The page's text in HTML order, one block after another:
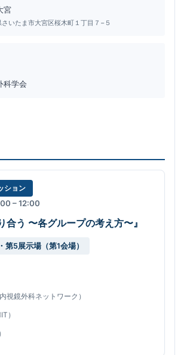
宮
いたま市大宮区桜木町１丁目７−５
科学会
ション
– 12:00
合う 〜各グループの考え方〜』
第5展示場（第1会場）
内視鏡外科ネットワーク）
）